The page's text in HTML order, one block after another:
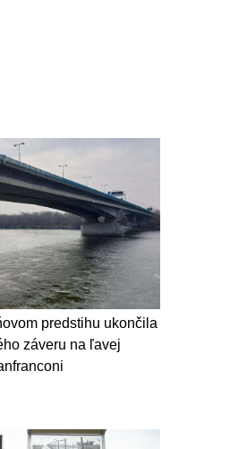
predstihu ukončila
záveru na ľavej